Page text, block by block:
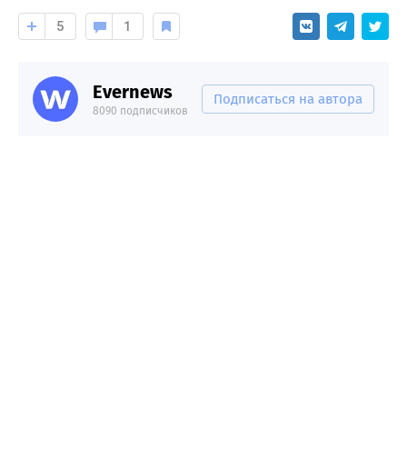
5 1
Evernews
8090 подписчиков
Подписаться на автора